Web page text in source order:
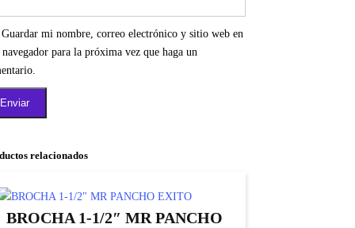
Guardar mi nombre, correo electrónico y sitio web en
navegador para la próxima vez que haga un
relacionados
BROCHA 1-1/2″ MR PANCHO